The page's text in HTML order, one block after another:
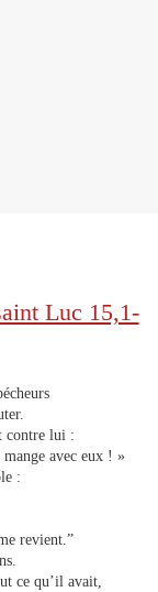
Luc 15,1-
contre lui :
avec eux ! »
:
revient.”
ce qu’il avait,